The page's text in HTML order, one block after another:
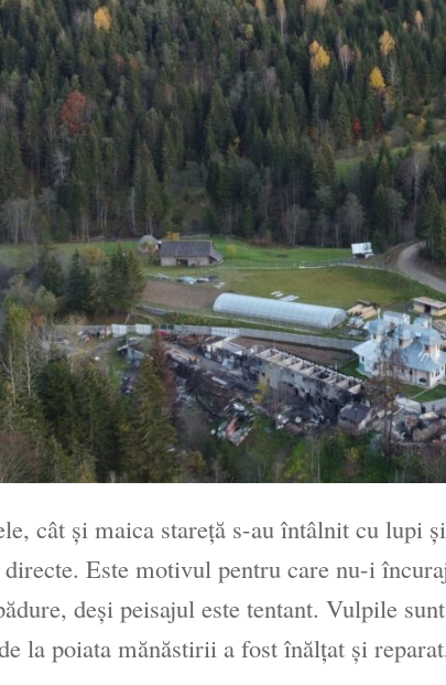
cât şi maica stareţă s-au întâlnit cu lupi
Este motivul pentru care nu-i
deşi peisajul este tentant. Vulpile
la poiata mănăstirii a fost înălţat şi